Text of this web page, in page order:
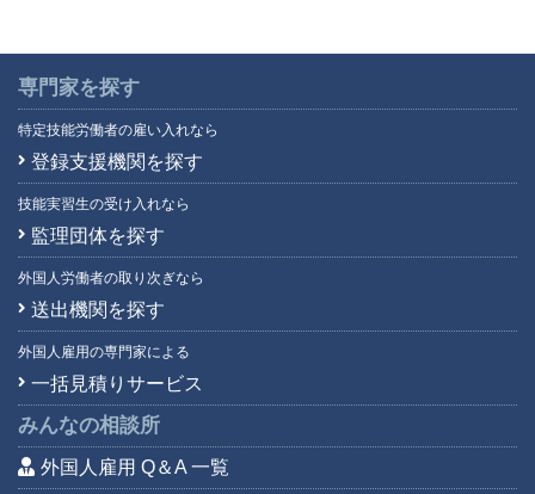
専門家を探す
特定技能労働者の雇い入れなら
登録支援機関を探す
技能実習生の受け入れなら
監理団体を探す
外国人労働者の取り次ぎなら
送出機関を探す
外国人雇用の専門家による
一括見積りサービス
みんなの相談所
外国人雇用 Q＆A 一覧